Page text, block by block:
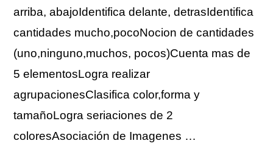
arriba, abajoIdentifica delante, detrasIdentifica
cantidades mucho,pocoNocion de cantidades
(uno,ninguno,muchos, pocos)Cuenta mas de
5 elementosLogra realizar
agrupacionesClasifica color,forma y
tamañoLogra seriaciones de 2
coloresAsociación de Imagenes …